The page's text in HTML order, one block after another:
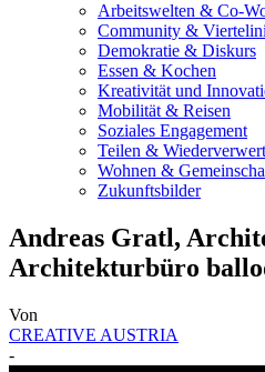
Arbeitswelten & Co-
Community &
Demokratie & Diskurs
Essen & Kochen
Kreativität und
Mobilität & Reisen
Soziales Engagement
Teilen &
Wohnen &
Zukunftsbilder
Andreas Gratl,
Architekturbüro
Von
CREATIVE AUSTRIA
-